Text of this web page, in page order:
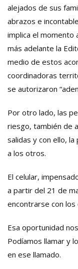
alejados de sus
abrazos e
implica el momento
más adelante la
medio de estos
coordinadoras
se autorizaron
Por otro lado, las
riesgo, también de
salidas y con ello,
a los otros.
El celular,
a partir del 21 de
encontrarse con
Esa oportunidad
Podíamos llamar y
en ese llamado.